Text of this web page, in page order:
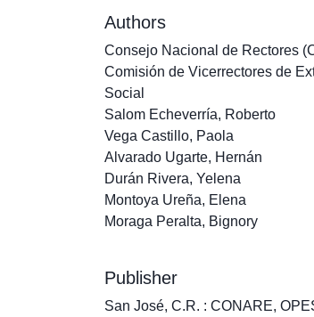
Authors
Consejo Nacional de Rectores
Comisión de Vicerrectores de
Social
Salom Echeverría, Roberto
Vega Castillo, Paola
Alvarado Ugarte, Hernán
Durán Rivera, Yelena
Montoya Ureña, Elena
Moraga Peralta, Bignory
Publisher
San José, C.R. : CONARE,